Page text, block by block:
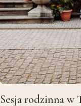
Sesja rodzinna
Gdańsk